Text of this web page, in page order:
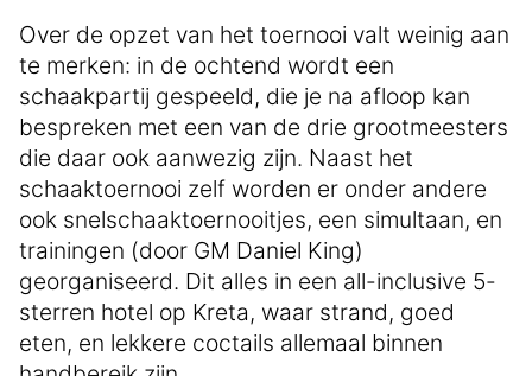
Over de opzet van het toernooi valt weinig aan
te merken: in de ochtend wordt een
schaakpartij gespeeld, die je na afloop kan
bespreken met een van de drie grootmeesters
die daar ook aanwezig zijn. Naast het
schaaktoernooi zelf worden er onder andere
ook snelschaaktoernooitjes, een simultaan, en
trainingen (door GM Daniel King)
georganiseerd. Dit alles in een all-inclusive 5-
sterren hotel op Kreta, waar strand, goed
eten, en lekkere coctails allemaal binnen